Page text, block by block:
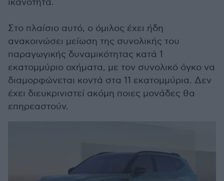
ικανότητα.
Στο πλαίσιο αυτό, ο όμιλος έχει ήδη
ανακοινώσει μείωση της συνολικής του
παραγωγικής δυναμικότητας κατά 1
εκατομμύριο οχήματα, με τον συνολικό όγκο να
διαμορφώνεται κοντά στα 11 εκατομμύρια. Δεν
έχει διευκρινιστεί ακόμη ποιες μονάδες θα
επηρεαστούν.